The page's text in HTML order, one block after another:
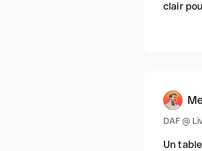
clair
DAF @
Un